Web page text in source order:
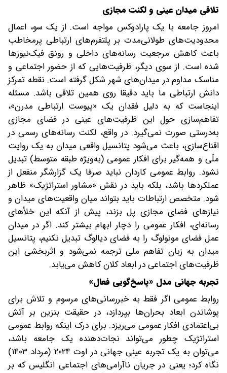
تلاقی میدان عینی و لکنت مجازی
امروز جامعه با یک پارادوکس مواجه است. از یک سو، اعمال
محدودیت‌های طولانی‌مدت بر پلتفرم‌های ارتباطی پرمخاطب‌
باعث کاهش مرجعیت رسانه‌های داخلی و رونق فیک‌نیوزها
شده است. از سوی دیگر، ظرفیت‌هایی که از حضور اجتماعی و
مناسک مداوم در میدان‌‎های شهر شکل گرفته است. نقطه تمرکز
دانش ارتباطی ما باید دقیقا روی همین تلاقی باشد. مسئله
اینجاست که به دلیل فقدان یک «پیوست ارتباطی مدرن»،
تفاهم‌سازی حول این ظرفیت‌های عینی در فضای مجازی
به‌درستی صورت نمی‌گیرد. در واقع، لکنت رسانه‌های رسمی در
اقناع‌سازی، باعث می‌شود پتانسیل واقعی میدان به یک روایت
ملّی و همه‌گیر برای افکار عمومی (به‌ویژه طبقه متوسط) تبدیل
نشود. روابط عمومی کاردان نباید صرفا یک گزارشگر منفعل از
عملکردها باشد، بلکه باید در نقش «مشاور استراتژیک» ظاهر
شود. متخصص ارتباطات باید بتواند میان واقعیت‌های میدان و
نیازهای فضای مجازی پل بزند، پیش از آنکه این خلأهای
رسانه‌ای، افکار عمومی را دچار ابهام بیشتر کند. اگر در میدان
عمل فضای مونولوگ را به فضای دیالوگ تبدیل نکنیم، پتانسیل
میدان به زبان تفاهم ملی ترجمه نمی‌شود و اثربخشی این
ظرفیت‌های اجتماعی در ابعاد کلان کاهش می‌یابد.
تجربه جهانی مدل «پاسخ‌گویی فعال»
روابط عمومی اگر فقط به خبررسانی‌های مرسوم و تلاش برای
پوشاندن ابعاد بحران‌ها بپردازد، در حقیقت بنزین بر آتش
بی‌اعتمادی افکار عمومی می‌ریزد. برای درک اینکه روابط عمومی
استراتژیک چطور می‌تواند نجات‌دهنده یک جامعه باشد،
می‌توان به یک تجربه عینی جهانی در اوت ۲۰۲۴ (مرداد ۱۴۰۳)
نگاه کرد؛ یعنی در جریان ناآرامی‌های اجتماعی انگلیس که بر